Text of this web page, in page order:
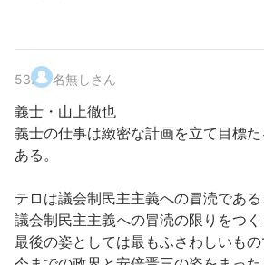
53. 名無しさん
義士・山上徹也
義士の仕事は緻密な計画を立て目標
ある。
テロは議会制民主主義への冒涜であ
議会制民主主義への冒涜の限りをつ
最後の姿としては最もふさわしいもの